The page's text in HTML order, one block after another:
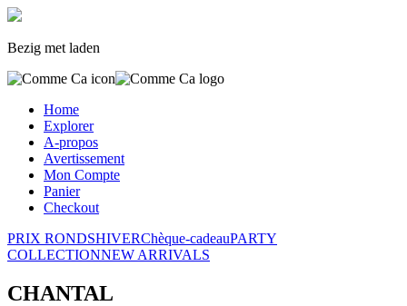
Bezig met laden
Home
Explorer
A-propos
Avertissement
Mon Compte
Panier
Checkout
PRIX RONDSHIVERChèque-cadeauPARTY
COLLECTIONNEW ARRIVALS
CHANTAL